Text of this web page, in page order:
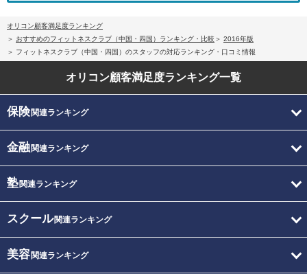
オリコン顧客満足度ランキング
おすすめのフィットネスクラブ（中国・四国）ランキング・比較
2016年版
フィットネスクラブ（中国・四国）のスタッフの対応ランキング・口コミ情報
オリコン顧客満足度ランキング一覧
保険関連ランキング
金融関連ランキング
塾関連ランキング
スクール関連ランキング
美容関連ランキング